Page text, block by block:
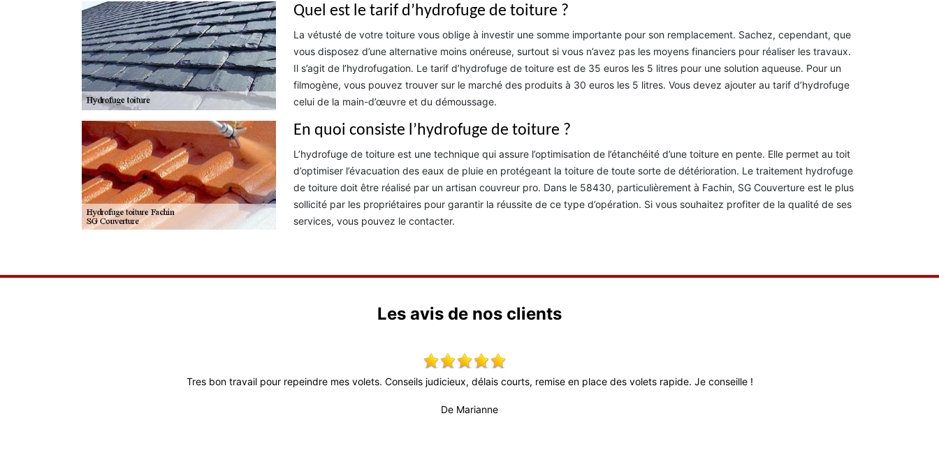
Quel est le tarif d’hydrofuge de toiture ?
La vétusté de votre toiture vous oblige à investir une somme importante pour son remplacement. Sachez, cependant, que
vous disposez d’une alternative moins onéreuse, surtout si vous n’avez pas les moyens financiers pour réaliser les travaux.
Il s’agit de l’hydrofugation. Le tarif d’hydrofuge de toiture est de 35 euros les 5 litres pour une solution aqueuse. Pour un
filmogène, vous pouvez trouver sur le marché des produits à 30 euros les 5 litres. Vous devez ajouter au tarif d’hydrofuge
celui de la main-d’œuvre et du démoussage.
En quoi consiste l’hydrofuge de toiture ?
L’hydrofuge de toiture est une technique qui assure l’optimisation de l’étanchéité d’une toiture en pente. Elle permet au toit
d’optimiser l’évacuation des eaux de pluie en protégeant la toiture de toute sorte de détérioration. Le traitement hydrofuge
de toiture doit être réalisé par un artisan couvreur pro. Dans le 58430, particulièrement à Fachin, SG Couverture est le plus
sollicité par les propriétaires pour garantir la réussite de ce type d’opération. Si vous souhaitez profiter de la qualité de ses
services, vous pouvez le contacter.
Les avis de nos clients
Tres bon travail pour repeindre mes volets. Conseils judicieux, délais courts, remise en place des volets rapide. Je conseille !
De Marianne